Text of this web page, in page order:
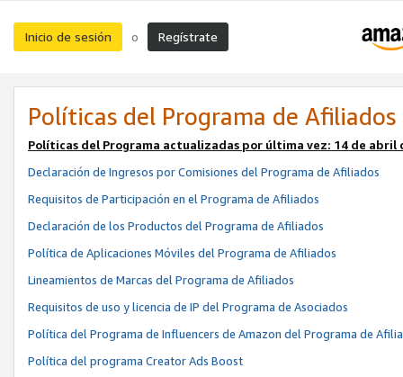
Inicio de sesión o Regístrate
Políticas del Programa de Afiliados
Políticas del Programa actualizadas por última vez: 14 de abril
Declaración de Ingresos por Comisiones del Programa de Afiliados
Requisitos de Participación en el Programa de Afiliados
Declaración de los Productos del Programa de Afiliados
Política de Aplicaciones Móviles del Programa de Afiliados
Lineamientos de Marcas del Programa de Afiliados
Requisitos de uso y licencia de IP del Programa de Asociados
Política del Programa de Influencers de Amazon del Programa de
Política del programa Creator Ads Boost